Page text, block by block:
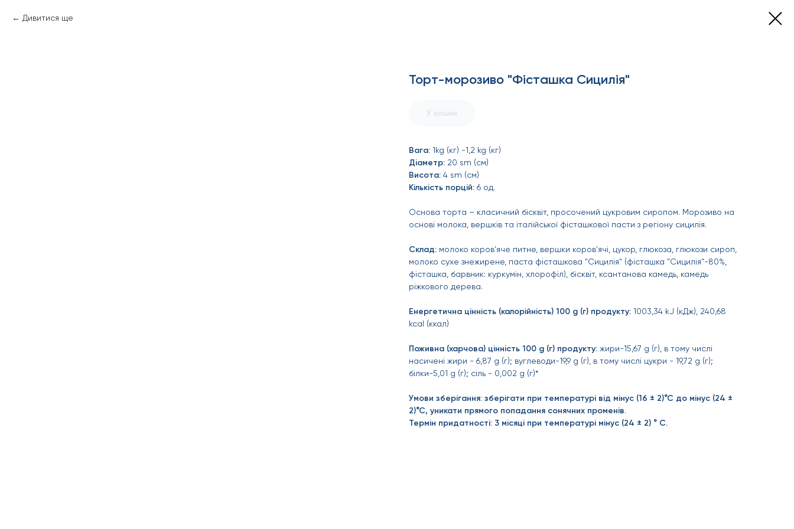
Дивитися ще
Торт-морозиво "Фiсташка Сицилiя"
У кошик
Вага: 1kg (кг) -1,2 kg (кг)
Діаметр: 20 sm (см)
Висота: 4 sm (см)
Кількість порцій: 6 од.
Основа торта – класичний бісквіт, просочений цукровим сиропом. Морозиво на
основі молока, вершків та італійської фісташкової пасти з регіону сицилія.
Склад: молоко коров'яче питне, вершки коров'ячі, цукор, глюкоза, глюкози сироп,
молоко сухе знежирене, паста фісташкова "Сицилія" (фісташка "Сицилія"-80%,
фісташка, барвник: куркумін, хлорофіл), бісквіт, ксантанова камедь, камедь
ріжкового дерева.
Енергетична цінність (калорійність) 100 g (г) продукту: 1003,34 kJ (кДж), 240,68
kcal (ккал)
Поживна (харчова) цінність 100 g (г) продукту: жири-15,67 g (г), в тому числі
насичені жири - 6,87 g (г); вуглеводи-19,9 g (г), в тому числі цукри - 19,72 g (г);
білки-5,01 g (г); сіль - 0,002 g (г)*
Умови зберігання: зберігати при температурі від мінус (16 ± 2)°С до мінус (24 ±
2)°С, уникати прямого попадання сонячних променів.
Термін придатності: 3 місяці при температурі мінус (24 ± 2) ° С.